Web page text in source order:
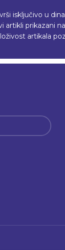
isključivo u
prikazani
artikala